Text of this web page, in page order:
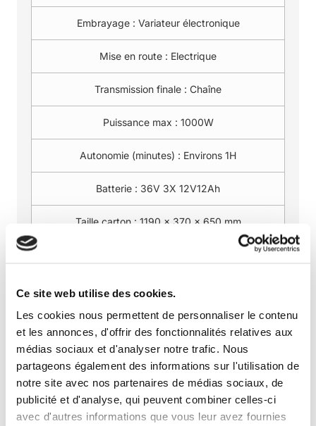
Ce site web utilise des cookies.
Les cookies nous permettent de personnaliser le contenu
et les annonces, d'offrir des fonctionnalités relatives aux
médias sociaux et d'analyser notre trafic. Nous
partageons également des informations sur l'utilisation de
notre site avec nos partenaires de médias sociaux, de
publicité et d'analyse, qui peuvent combiner celles-ci
avec d'autres informations que vous leur avez fournies
Embrayage : Variateur électronique
Mise en route : Electrique
Transmission finale : Chaîne
Puissance max : 1000W
Autonomie (minutes) : Environs 1H
Batterie : 36V 3X 12V12Ah
Taille carton : 1190 x 370 x 650 mm
Empattement :920mm
Garde au sol :250mm
Poids :42KG